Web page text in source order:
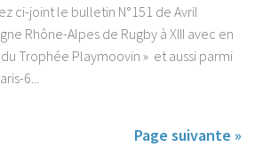
ci-joint le bulletin N°151 de Avril
Rhône-Alpes de Rugby à XIII avec en
du Trophée Playmoovin » et aussi parmi
6...
Page suivante »